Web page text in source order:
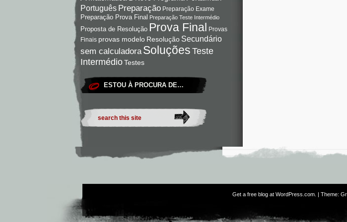
Português Preparação Preparação Exame
Preparação Prova Final Preparação Teste Intermédio
Proposta de Resolução Prova Final Provas
Finais provas modelo Resolução Secundário
sem calculadora Soluções Teste
IntermédioTestes
ESTOU À PROCURA DE…
Get a free blog at WordPress.com . | Theme: